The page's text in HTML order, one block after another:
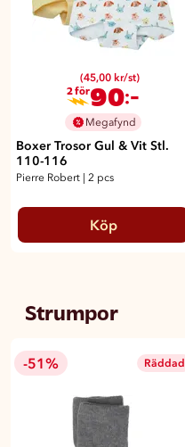
(45,00 kr/st)
2 för90:-
Megafynd
Boxer Trosor Gul & Vit Stl.
110-116
Pierre Robert 2 pcs
Köp
Strumpor
-51% Räddad